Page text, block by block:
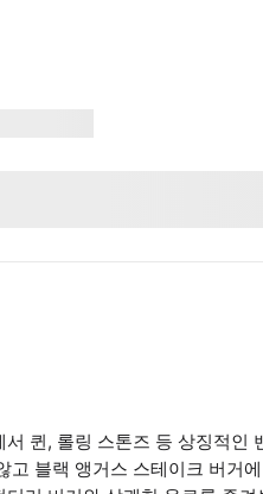
퀸, 롤링 스톤즈 등 상징적인
블랙 앵거스 스테이크 버거